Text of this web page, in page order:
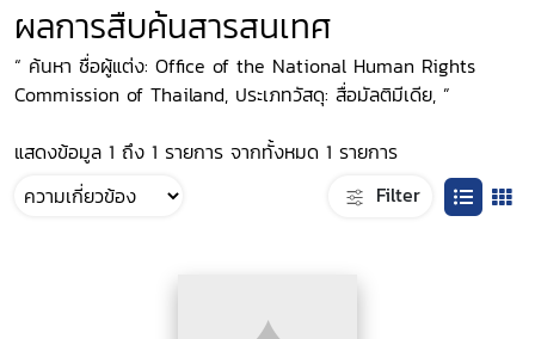
ผลการสืบค้นสารสนเทศ
“ ค้นหา ชื่อผู้แต่ง: Office of the National Human Rights
Commission of Thailand, ประเภทวัสดุ: สื่อมัลติมีเดีย, ”
แสดงข้อมูล 1 ถึง 1 รายการ จากทั้งหมด 1 รายการ
Filter